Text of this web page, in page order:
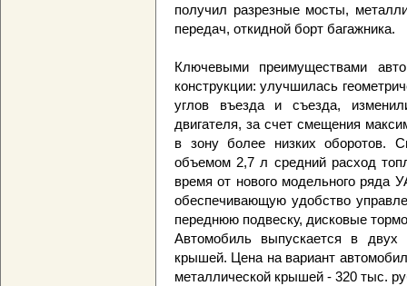
получил разрезные мосты,
передач, откидной борт багажника.
Ключевыми преимуществами
конструкции: улучшилась
углов въезда и съезда,
двигателя, за счет смещения
в зону более низких оборотов.
объемом 2,7 л средний расход
время от нового модельного ряда
обеспечивающую удобство
переднюю подвеску, дисковые
Автомобиль выпускается в
крышей. Цена на вариант
металлической крышей - 320 тыс.